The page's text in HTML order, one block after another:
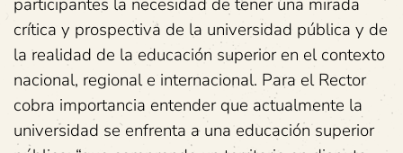
crítica y prospectiva de la universidad pública y de
la realidad de la educación superior en el contexto
nacional, regional e internacional. Para el Rector
cobra importancia entender que actualmente la
universidad se enfrenta a una educación superior